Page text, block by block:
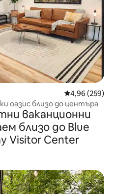
Средна
4,96 (259)
оазис близо до центъра
ваканционни
близо до Blue
Visitor Center